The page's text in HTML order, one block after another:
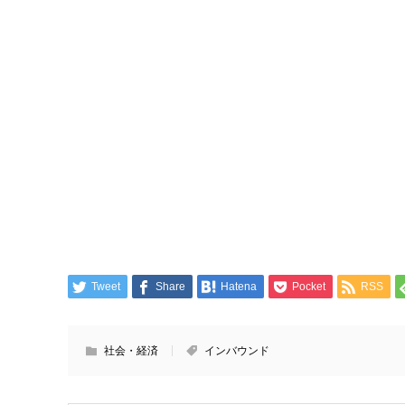
Tweet Share Hatena Pocket RSS
社会・経済 インバウンド